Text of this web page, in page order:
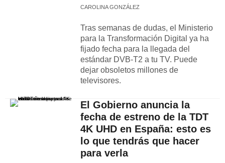
CAROLINA GONZÁLEZ
Tras semanas de dudas, el Ministerio
para la Transformación Digital ya ha
fijado fecha para la llegada del
estándar DVB-T2 a tu TV. Puede
dejar obsoletos millones de
televisores.
El Gobierno anuncia la
fecha de estreno de la TDT
4K UHD en España: esto es
lo que tendrás que hacer
para verla